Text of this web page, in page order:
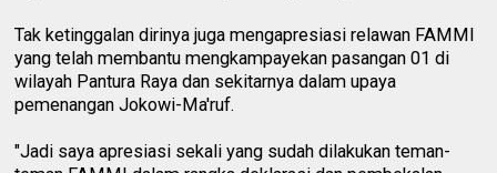
Tak ketinggalan dirinya juga mengapresiasi relawan FAMMI
yang telah membantu mengkampayekan pasangan 01 di
wilayah Pantura Raya dan sekitarnya dalam upaya
pemenangan Jokowi-Ma'ruf.
"Jadi saya apresiasi sekali yang sudah dilakukan teman-